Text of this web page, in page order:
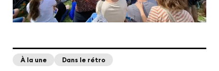
À la une Dans le rétro